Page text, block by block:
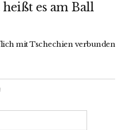
heißt es am Ball
mit Tschechien verbunden